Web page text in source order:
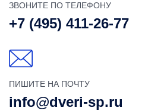
ЗВОНИТЕ ПО ТЕЛЕФОНУ
+7 (495) 411-26-77
ПИШИТЕ НА ПОЧТУ
info@dveri-sp.ru